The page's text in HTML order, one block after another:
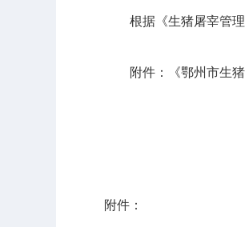
根据《生猪屠宰管理
附件：《鄂州市生
附件：